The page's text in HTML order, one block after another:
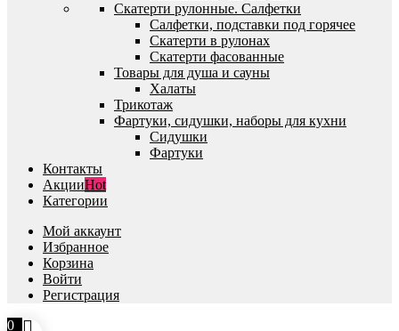
Скатерти рулонные. Салфетки
Салфетки, подставки под горячее
Скатерти в рулонах
Скатерти фасованные
Товары для душа и сауны
Халаты
Трикотаж
Фартуки, сидушки, наборы для кухни
Сидушки
Фартуки
Контакты
АкцииHot
Категории
Мой аккаунт
Избранное
Корзина
Войти
Регистрация
0